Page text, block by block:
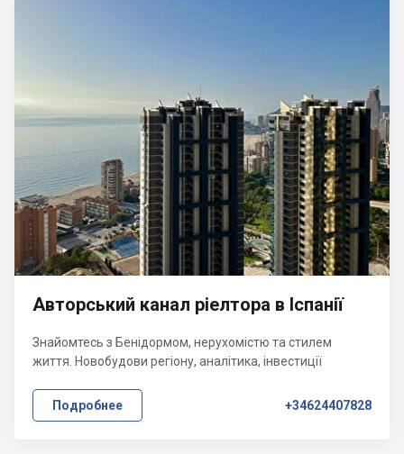
Авторський канал ріелтора в Іспанії
Знайомтесь з Бенідормом, нерухомістю та стилем
життя. Новобудови регіону, аналітика, інвестиції
Подробнее +34624407828